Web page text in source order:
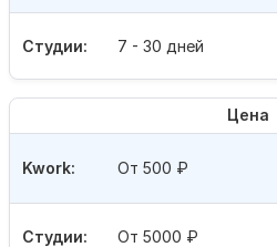
Студии: 7 - 30 дней
Цена
Студии: От 5000 ₽
Kwork: От 500 ₽